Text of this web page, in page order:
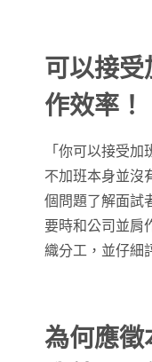
可以接受
作效率！
「你可以接受
不加班本身並沒
個問題了解面試
要時和公司並肩
織分工，並仔細
為何應徵